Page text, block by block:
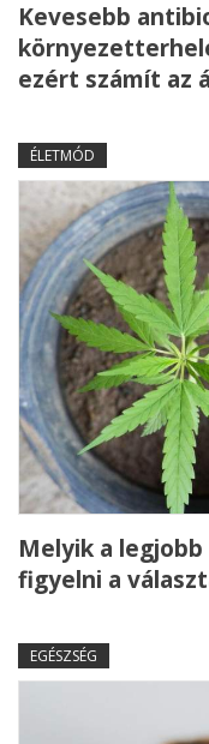
Kevesebb
ezért számít az
ÉLETMÓD
Melyik a legjobb
figyelni a
EGÉSZSÉG